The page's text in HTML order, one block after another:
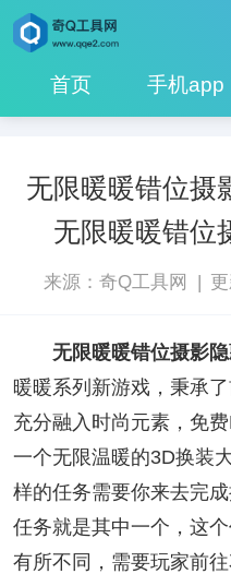
首页 手机app
无限暖暖错位摄
无限暖暖错位
来源：奇Q工具网 |
无限暖暖错位摄影
暖暖系列新游戏，秉承
充分融入时尚元素，免
一个无限温暖的3D换装
样的任务需要你来去完
任务就是其中一个，这
有所不同，需要玩家前